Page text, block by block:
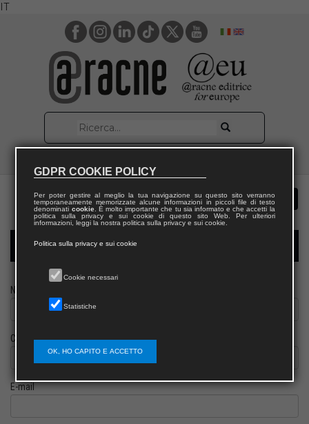
IT
Modulo richiesta saggio docente
Nome
Cognome
E-mail
GDPR COOKIE POLICY
Per poter gestire al meglio la tua navigazione su questo sito verranno
temporaneamente memorizzate alcune informazioni in piccoli file di testo
denominati cookie. È molto importante che tu sia informato e che accetti la
politica sulla privacy e sui cookie di questo sito Web. Per ulteriori
informazioni, leggi la nostra politica sulla privacy e sui cookie.
Politica sulla privacy e sui cookie
Cookie necessari
Statistiche
OK, HO CAPITO E ACCETTO